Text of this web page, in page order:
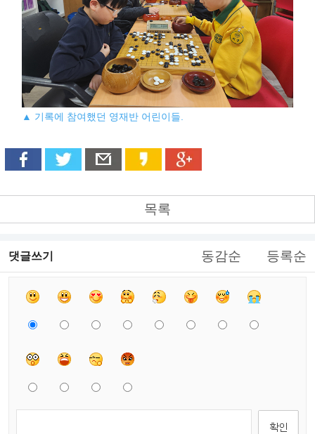
▲ 기록에 참여했던 영재반 어린이들.
목록
댓글쓰기 동감순 등록순